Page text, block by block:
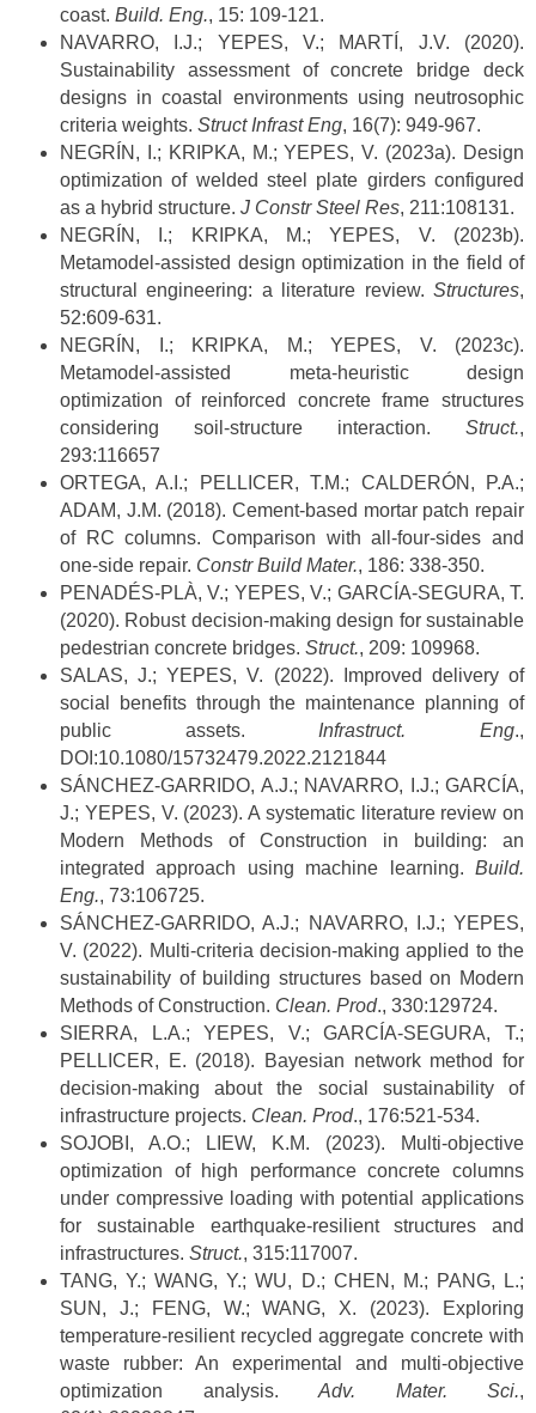
coast. Build. Eng., 15: 109-121.
NAVARRO, I.J.; YEPES, V.; MARTÍ, J.V. (2020).
Sustainability assessment of concrete bridge deck
designs in coastal environments using neutrosophic
criteria weights. Struct Infrast Eng, 16(7): 949-967.
NEGRÍN, I.; KRIPKA, M.; YEPES, V. (2023a). Design
optimization of welded steel plate girders configured
as a hybrid structure. J Constr Steel Res, 211:108131.
NEGRÍN, I.; KRIPKA, M.; YEPES, V. (2023b).
Metamodel-assisted design optimization in the field of
structural engineering: a literature review. Structures,
52:609-631.
NEGRÍN, I.; KRIPKA, M.; YEPES, V. (2023c).
Metamodel-assisted meta-heuristic design
optimization of reinforced concrete frame structures
considering soil-structure interaction. Struct.,
293:116657
ORTEGA, A.I.; PELLICER, T.M.; CALDERÓN, P.A.;
ADAM, J.M. (2018). Cement-based mortar patch repair
of RC columns. Comparison with all-four-sides and
one-side repair. Constr Build Mater., 186: 338-350.
PENADÉS-PLÀ, V.; YEPES, V.; GARCÍA-SEGURA, T.
(2020). Robust decision-making design for sustainable
pedestrian concrete bridges. Struct., 209: 109968.
SALAS, J.; YEPES, V. (2022). Improved delivery of
social benefits through the maintenance planning of
public assets.Infrastruct. Eng.,
DOI:10.1080/15732479.2022.2121844
SÁNCHEZ-GARRIDO, A.J.; NAVARRO, I.J.; GARCÍA,
J.; YEPES, V. (2023). A systematic literature review on
Modern Methods of Construction in building: an
integrated approach using machine learning. Build.
Eng., 73:106725.
SÁNCHEZ-GARRIDO, A.J.; NAVARRO, I.J.; YEPES,
V. (2022). Multi-criteria decision-making applied to the
sustainability of building structures based on Modern
Methods of Construction. Clean. Prod., 330:129724.
SIERRA, L.A.; YEPES, V.; GARCÍA-SEGURA, T.;
PELLICER, E. (2018). Bayesian network method for
decision-making about the social sustainability of
infrastructure projects. Clean. Prod., 176:521-534.
SOJOBI, A.O.; LIEW, K.M. (2023). Multi-objective
optimization of high performance concrete columns
under compressive loading with potential applications
for sustainable earthquake-resilient structures and
infrastructures. Struct., 315:117007.
TANG, Y.; WANG, Y.; WU, D.; CHEN, M.; PANG, L.;
SUN, J.; FENG, W.; WANG, X. (2023). Exploring
temperature-resilient recycled aggregate concrete with
waste rubber: An experimental and multi-objective
optimization analysis.Adv. Mater. Sci.,